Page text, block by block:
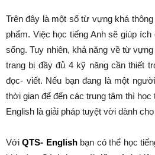
Trên đây là một số từ vựng khá
phẩm. Việc học tiếng Anh sẽ giúp
sống. Tuy nhiên, khả năng về từ
trang bị đầy đủ 4 kỹ năng cần thiết
đọc- viết. Nếu bạn đang là một
thời gian để đến các trung tâm thì học
English là giải pháp tuyệt vời dành cho
VớiQTS- Englishbạn có thể học